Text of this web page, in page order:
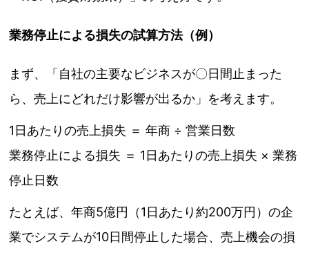
業務停止による損失の試算方法（例）
まず、「自社の主要なビジネスが〇日間止まった
ら、売上にどれだけ影響が出るか」を考えます。
1日あたりの売上損失 ＝ 年商 ÷ 営業日数
業務停止による損失 ＝ 1日あたりの売上損失 × 業務
停止日数
たとえば、年商5億円（1日あたり約200万円）の企
業でシステムが10日間停止した場合、売上機会の損